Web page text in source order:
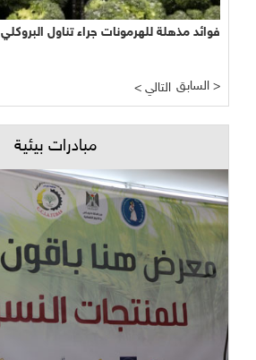
فوائد مذهلة للهرمونات جراء تناول البروكلي
< التالي السابق >
مبادرات بيئية